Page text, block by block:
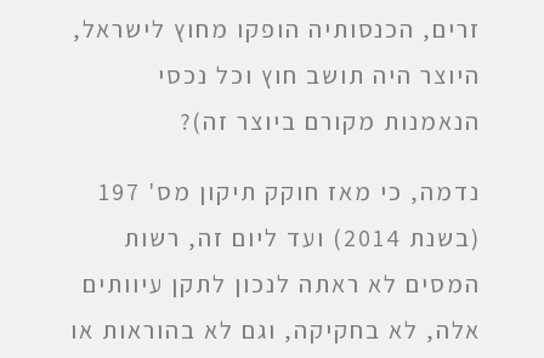
זרים, הכנסותיה הופקו מחוץ לישראל,
היוצר היה תושב חוץ וכל נכסי
הנאמנות מקורם ביוצר זה)?
נדמה, כי מאז חוקק תיקון מס' 197
(בשנת 2014) ועד ליום זה, רשות
המסים לא ראתה לנכון לתקן עיוותים
אלה, לא בחקיקה, וגם לא בהוראות או